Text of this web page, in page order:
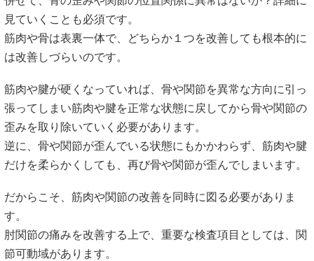
見ていくことも必須です。
筋肉や骨は表裏一体で、どちらか１つを改善しても根本的に
は改善しづらいのです。
筋肉や腱が硬くなっていれば、骨や関節を異常な方向に引っ
張ってしまい筋肉や腱を正常な状態に戻してから骨や関節の
歪みを取り除いていく必要があります。
逆に、骨や関節が歪んでいる状態にもかかわらず、筋肉や腱
だけを柔らかくしても、再び骨や関節が歪んでしまいます。
だからこそ、筋肉や関節の改善を同時に図る必要がありま
す。
肘関節の痛みを改善する上で、重要な検査項目としては、関
節可動域があります。